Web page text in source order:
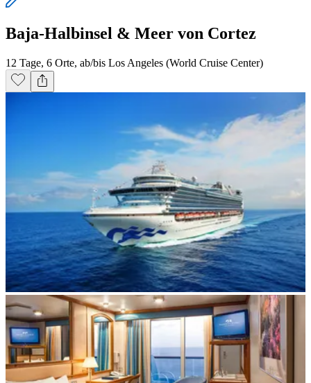
Baja-Halbinsel & Meer von Cortez
12 Tage, 6 Orte, ab/bis Los Angeles (World Cruise Center)